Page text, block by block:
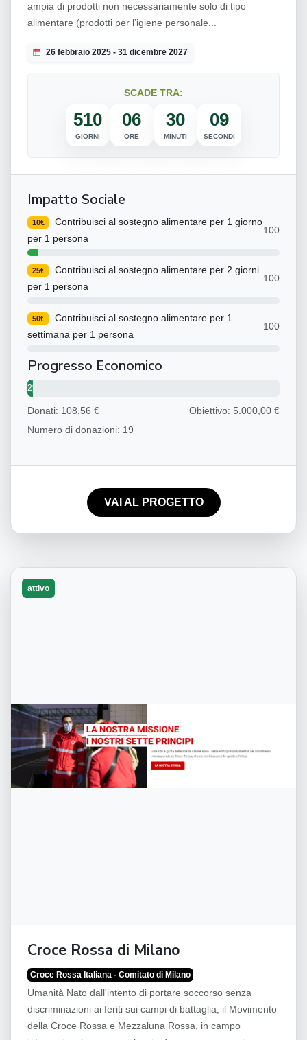
ampia di prodotti non necessariamente solo di tipo
alimentare (prodotti per l’igiene personale...
26 febbraio 2025 - 31 dicembre 2027
SCADE TRA:
510
GIORNI
06
ORE
30
MINUTI
08
SECONDI
Impatto Sociale
10€
Contribuisci al sostegno alimentare per 1 giorno
per 1 persona
100
25€
Contribuisci al sostegno alimentare per 2 giorni
per 1 persona
100
50€
Contribuisci al sostegno alimentare per 1
settimana per 1 persona
100
Progresso Economico
2%
Donati: 108,56 €
Obiettivo: 5.000,00 €
Numero di donazioni: 19
VAI AL PROGETTO
attivo
Croce Rossa di Milano
Croce Rossa Italiana - Comitato di Milano
Umanità Nato dall'intento di portare soccorso senza
discriminazioni ai feriti sui campi di battaglia, il Movimento
della Croce Rossa e Mezzaluna Rossa, in campo